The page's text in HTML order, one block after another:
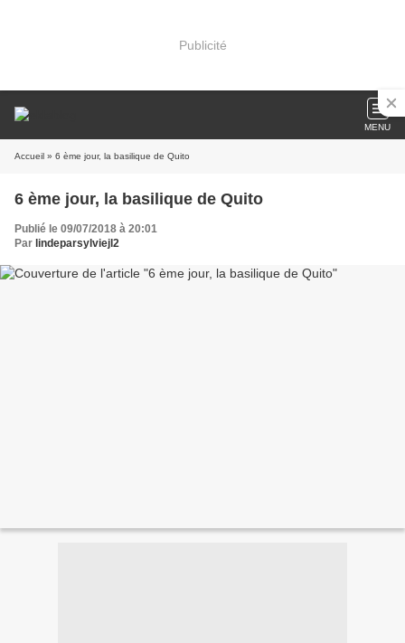
Publicité
MENU
Accueil » 6 ème jour, la basilique de Quito
6 ème jour, la basilique de Quito
Publié le 09/07/2018 à 20:01
Par lindeparsylviejl2